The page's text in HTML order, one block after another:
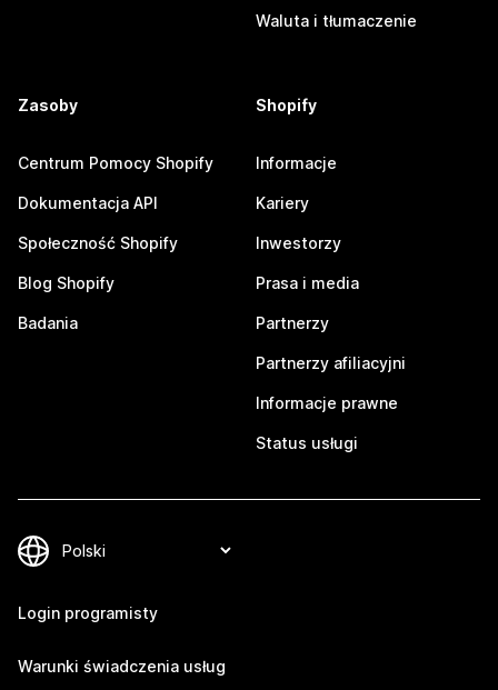
Waluta i tłumaczenie
Zasoby
Centrum Pomocy Shopify
Dokumentacja API
Społeczność Shopify
Blog Shopify
Badania
Shopify
Informacje
Kariery
Inwestorzy
Prasa i media
Partnerzy
Partnerzy afiliacyjni
Informacje prawne
Status usługi
Login programisty
Warunki świadczenia usług